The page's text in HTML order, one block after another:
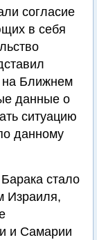
согласие
в себя
на Ближнем
данные о
ситуацию
данному
стало
Израиля,
и Самарии